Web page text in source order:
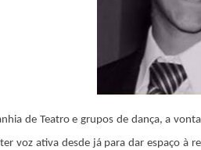
de Teatro e grupos de dança, a
voz ativa desde já para dar espaço